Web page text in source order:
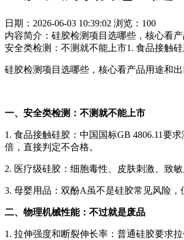
日期：2026-06-03 10:39:02 浏览：100
内容简介：硅胶检测项目选哪些，核心看
安全类检测：不测就不能上市1. 食品接触
硅胶检测项目选哪些，核心看产品用途和
一、安全类检测：不测就不能上市
1. 食品接触硅胶：中国国标GB 4806.11要
倍，直接判定不合格。
2. 医疗级硅胶：细胞毒性、皮肤刺激、致
3. 母婴用品：双酚A虽不是硅胶常见风险，
二、物理机械性能：不过就是废品
1. 拉伸强度和断裂伸长率：普通硅胶要求